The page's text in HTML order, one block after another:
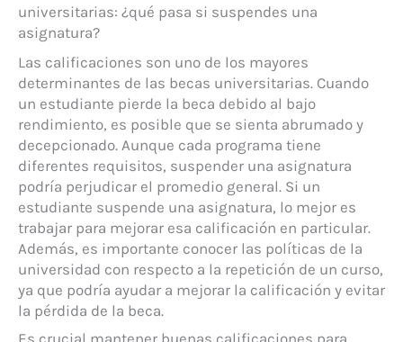
universitarias: ¿qué pasa si suspendes una
asignatura?
Las calificaciones son uno de los mayores
determinantes de las becas universitarias. Cuando
un estudiante pierde la beca debido al bajo
rendimiento, es posible que se sienta abrumado y
decepcionado. Aunque cada programa tiene
diferentes requisitos, suspender una asignatura
podría perjudicar el promedio general. Si un
estudiante suspende una asignatura, lo mejor es
trabajar para mejorar esa calificación en particular.
Además, es importante conocer las políticas de la
universidad con respecto a la repetición de un curso,
ya que podría ayudar a mejorar la calificación y evitar
la pérdida de la beca.